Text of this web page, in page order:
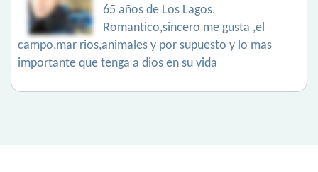
65 años de Los Lagos.
Romantico,sincero me gusta ,el
campo,mar rios,animales y por supuesto y lo mas
importante que tenga a dios en su vida